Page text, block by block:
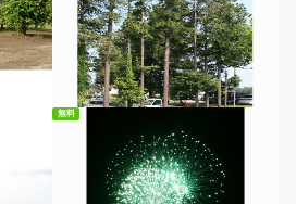
無料ダウンロード
無料